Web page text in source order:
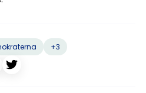
+3